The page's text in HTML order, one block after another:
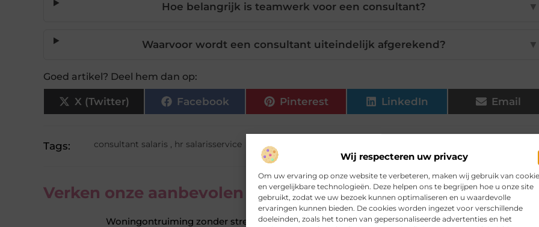
Wij respecteren uw privacy
Om uw ervaring op onze website te verbeteren, maken wij gebruik van
en vergelijkbare technologieën. Deze helpen ons te begrijpen hoe u onze site
gebruikt, zodat we uw bezoek kunnen optimaliseren en u waardevolle
ervaringen kunnen bieden. De cookies worden ingezet voor verschillende
doeleinden, zoals het tonen van gepersonaliseerde advertenties en het
Hoe belangrijk is teamwerk voor een consultant? ▼
Waarvoor wordt een consultant uiteindelijk afgerekend? ▼
Goed artikel? Deel hem dan op:
X (Twitter) Facebook Pinterest LinkedIn Email
Tags: consultant salaris , hr salarisservice
Verken onze aanbevolen artikelen voor jou.
Woningontruiming zonder stress als er al genoeg speelt